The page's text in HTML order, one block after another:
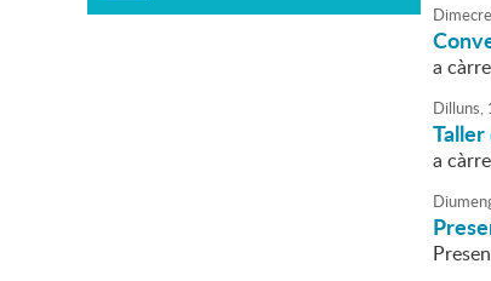
a
Dilluns,
a